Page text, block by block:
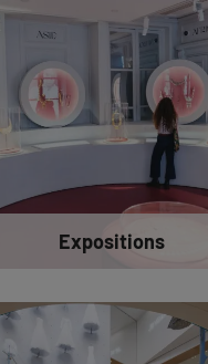
Expositions